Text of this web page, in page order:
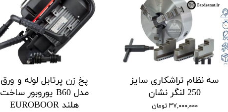
سه نظام تراشکاری سایز
250 لنگر نشان
۳۷,۰۰۰,۰۰۰ تومان
پخ زن پرتابل لوله و ورق
مدل B60 یوروبور ساخت
هلند EUROBOOR